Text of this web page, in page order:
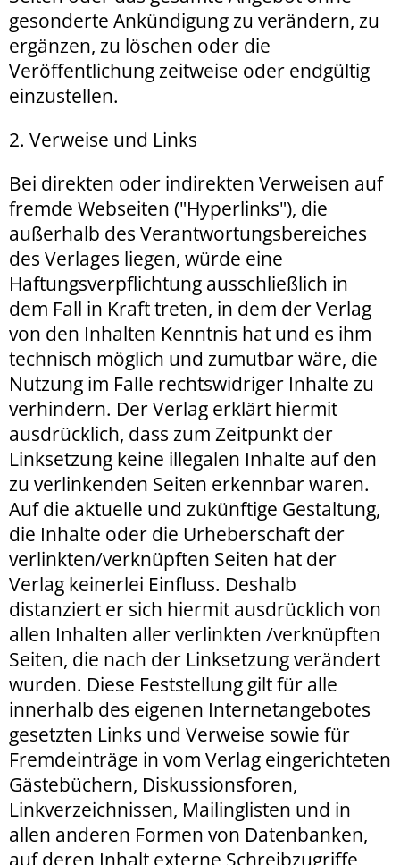
gesonderte Ankündigung zu verändern, zu
ergänzen, zu löschen oder die
Veröffentlichung zeitweise oder endgültig
einzustellen.
2. Verweise und Links
Bei direkten oder indirekten Verweisen auf
fremde Webseiten ("Hyperlinks"), die
außerhalb des Verantwortungsbereiches
des Verlages liegen, würde eine
Haftungsverpflichtung ausschließlich in
dem Fall in Kraft treten, in dem der Verlag
von den Inhalten Kenntnis hat und es ihm
technisch möglich und zumutbar wäre, die
Nutzung im Falle rechtswidriger Inhalte zu
verhindern. Der Verlag erklärt hiermit
ausdrücklich, dass zum Zeitpunkt der
Linksetzung keine illegalen Inhalte auf den
zu verlinkenden Seiten erkennbar waren.
Auf die aktuelle und zukünftige Gestaltung,
die Inhalte oder die Urheberschaft der
verlinkten/verknüpften Seiten hat der
Verlag keinerlei Einfluss. Deshalb
distanziert er sich hiermit ausdrücklich von
allen Inhalten aller verlinkten /verknüpften
Seiten, die nach der Linksetzung verändert
wurden. Diese Feststellung gilt für alle
innerhalb des eigenen Internetangebotes
gesetzten Links und Verweise sowie für
Fremdeinträge in vom Verlag eingerichteten
Gästebüchern, Diskussionsforen,
Linkverzeichnissen, Mailinglisten und in
allen anderen Formen von Datenbanken,
auf deren Inhalt externe Schreibzugriffe